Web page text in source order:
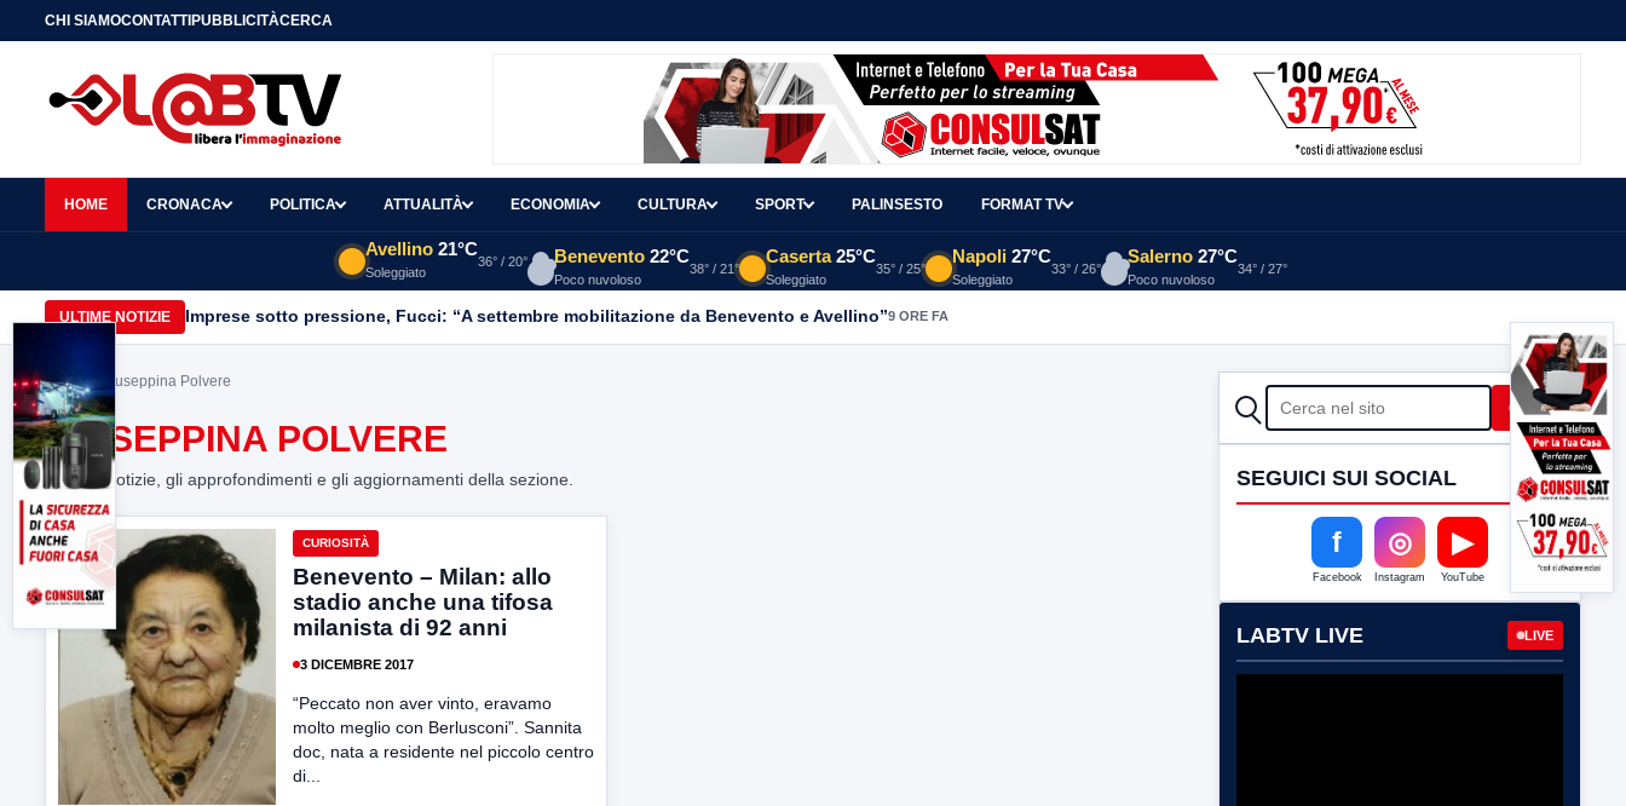
CHI SIAMOCONTATTIPUBBLICITÀCERCA
HOME CRONACA POLITICA ATTUALITÀ ECONOMIA CULTURA SPORT PALINSESTO FORMAT TV
Avellino 21°C
Soleggiato
36° / 20° Benevento 22°C
Poco nuvoloso
38° / 21°
Caserta 25°C
Soleggiato
35° / 25°
Napoli 27°C
Soleggiato
33° / 26°
Salerno 27°C
Poco nuvoloso
34° / 27°
ULTIME NOTIZIE Imprese sotto pressione, Fucci: “A settembre mobilitazione da Benevento e Avellino”9 ORE FA
Home> Giuseppina Polvere
GIUSEPPINA POLVERE
Tutte le notizie, gli approfondimenti e gli aggiornamenti della sezione.
CURIOSITÀ
Benevento – Milan: allo
stadio anche una tifosa
milanista di 92 anni
3 DICEMBRE 2017
“Peccato non aver vinto, eravamo
molto meglio con Berlusconi”. Sannita
doc, nata a residente nel piccolo centro
di...
CERCA Cerca
SEGUICI SUI SOCIAL
f
Facebook
◎
Instagram
▶
YouTube
LABTV LIVE LIVE